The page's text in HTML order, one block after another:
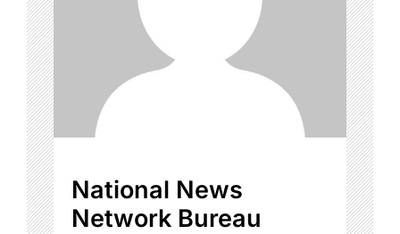
National News
Network Bureau